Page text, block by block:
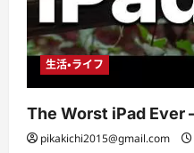
生活・ライフ
The Worst iPad Ever
pikakichi2015@gmail.com